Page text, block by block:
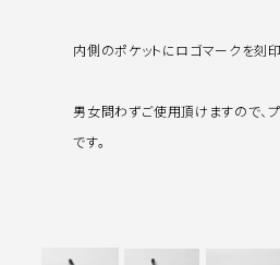
内側のポケットにロゴマークを刻印
男女問わずご使用頂けますので、
です。